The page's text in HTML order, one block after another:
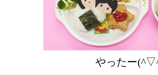
やったー